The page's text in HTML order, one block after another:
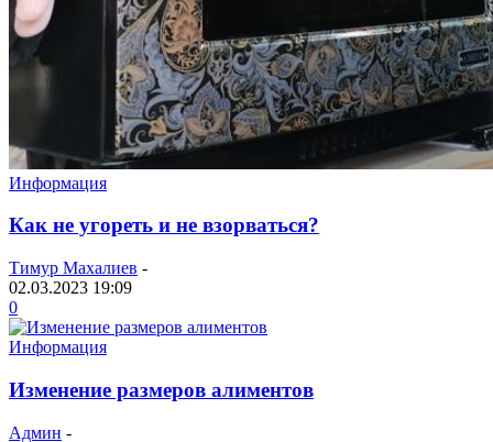
Информация
Как не угореть и не взорваться?
Тимур Махалиев -
02.03.2023 19:09
0
Информация
Изменение размеров алиментов
Админ -